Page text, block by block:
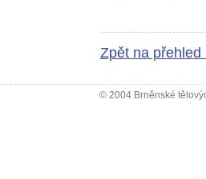
Zpět na přehled
© 2004 Brněnské